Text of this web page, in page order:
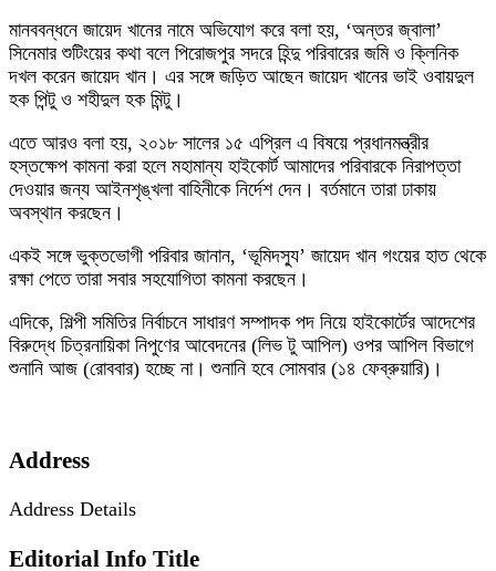
মানববন্ধনে জায়েদ খানের নামে অভিযোগ করে বলা হয়, ‘অন্তর জ্বালা’
সিনেমার শুটিংয়ের কথা বলে পিরোজপুর সদরে হিন্দু পরিবারের জমি ও ক্লিনিক
দখল করেন জায়েদ খান। এর সঙ্গে জড়িত আছেন জায়েদ খানের ভাই ওবায়দুল
হক পিন্টু ও শহীদুল হক মিন্টু।
এতে আরও বলা হয়, ২০১৮ সালের ১৫ এপ্রিল এ বিষয়ে প্রধানমন্ত্রীর
হস্তক্ষেপ কামনা করা হলে মহামান্য হাইকোর্ট আমাদের পরিবারকে নিরাপত্তা
দেওয়ার জন্য আইনশৃঙ্খলা বাহিনীকে নির্দেশ দেন। বর্তমানে তারা ঢাকায়
অবস্থান করছেন।
একই সঙ্গে ভুক্তভোগী পরিবার জানান, ‘ভূমিদস্যু’ জায়েদ খান গংয়ের হাত থেকে
রক্ষা পেতে তারা সবার সহযোগিতা কামনা করছেন।
এদিকে, শিল্পী সমিতির নির্বাচনে সাধারণ সম্পাদক পদ নিয়ে হাইকোর্টের আদেশের
বিরুদ্ধে চিত্রনায়িকা নিপুণের আবেদনের (লিভ টু আপিল) ওপর আপিল বিভাগে
শুনানি আজ (রোববার) হচ্ছে না। শুনানি হবে সোমবার (১৪ ফেব্রুয়ারি)।
Address
Address Details
Editorial Info Title